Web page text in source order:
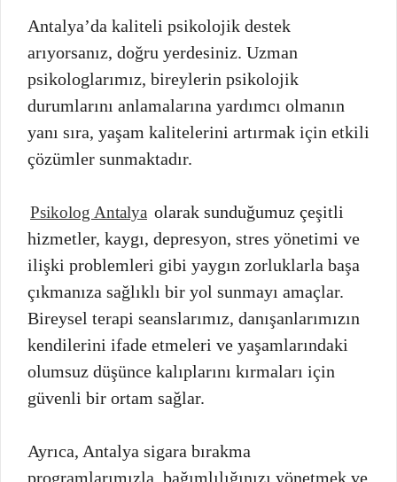
Antalya’da kaliteli psikolojik destek
arıyorsanız, doğru yerdesiniz. Uzman
psikologlarımız, bireylerin psikolojik
durumlarını anlamalarına yardımcı olmanın
yanı sıra, yaşam kalitelerini artırmak için etkili
çözümler sunmaktadır.
Psikolog Antalya olarak sunduğumuz çeşitli
hizmetler, kaygı, depresyon, stres yönetimi ve
ilişki problemleri gibi yaygın zorluklarla başa
çıkmanıza sağlıklı bir yol sunmayı amaçlar.
Bireysel terapi seanslarımız, danışanlarımızın
kendilerini ifade etmeleri ve yaşamlarındaki
olumsuz düşünce kalıplarını kırmaları için
güvenli bir ortam sağlar.
Ayrıca, Antalya sigara bırakma
programlarımızla, bağımlılığınızı yönetmek ve